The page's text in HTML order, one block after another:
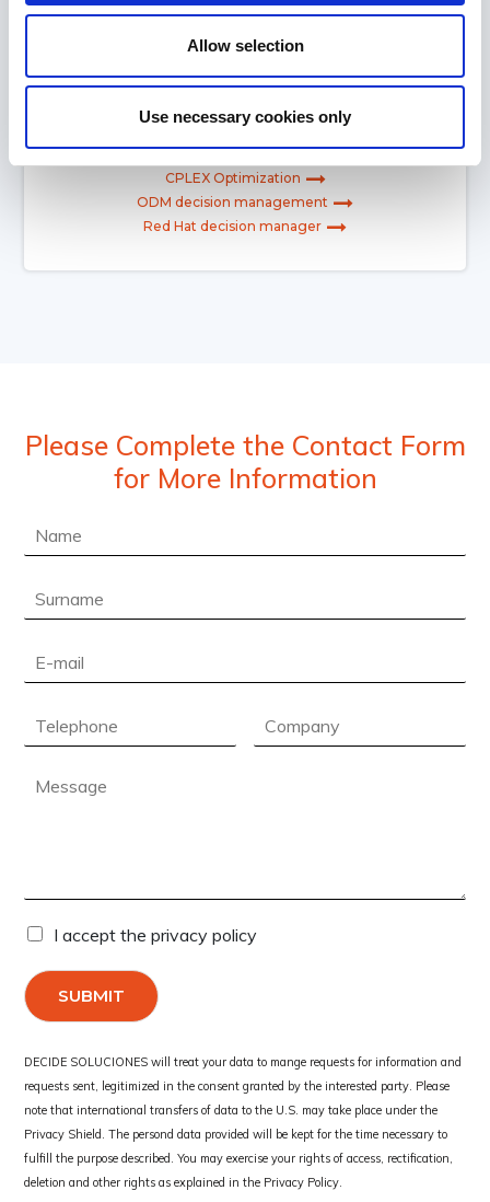
Allow selection
Use necessary cookies only
Voor Decision Management gebruiken we voornamelijk
de toonaangevende technologieën van IBM; ODM en
Decide4AI is een gecertificeerde IBM-partner.
Meer informatie over:
CPLEX Optimization
ODM decision management
Red Hat decision manager
Please Complete the Contact Form
for More Information
I accept the privacy policy
SUBMIT
DECIDE SOLUCIONES will treat your data to mange requests for information and
requests sent, legitimized in the consent granted by the interested party. Please
note that international transfers of data to the U.S. may take place under the
Privacy Shield. The persond data provided will be kept for the time necessary to
fulfill the purpose described. You may exercise your rights of access, rectification,
deletion and other rights as explained in the Privacy Policy.